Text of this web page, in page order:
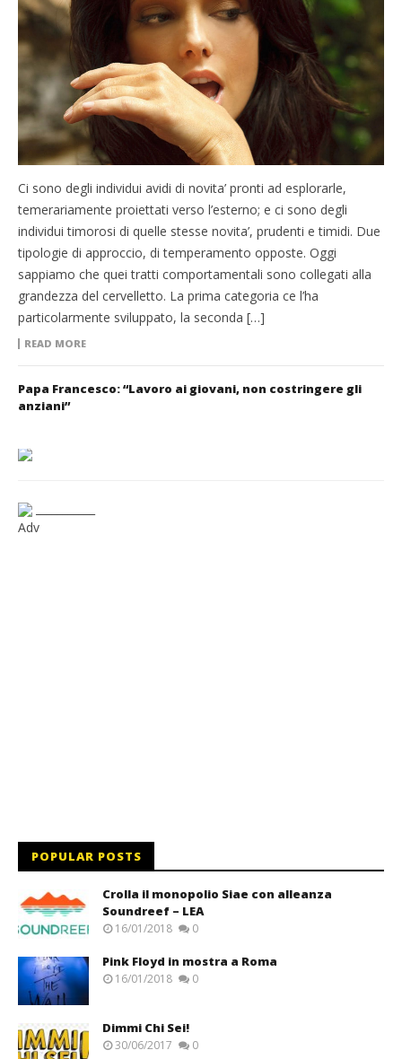
Ci sono degli individui avidi di novita’ pronti ad esplorarle,
temerariamente proiettati verso l’esterno; e ci sono degli
individui timorosi di quelle stesse novita’, prudenti e timidi. Due
tipologie di approccio, di temperamento opposte. Oggi
sappiamo che quei tratti comportamentali sono collegati alla
grandezza del cervelletto. La prima categoria ce l’ha
particolarmente sviluppato, la seconda […]
READ MORE
Papa Francesco: “Lavoro ai giovani, non costringere gli
anziani”
Adv
POPULAR POSTS
Crolla il monopolio Siae con alleanza
Soundreef – LEA
16/01/2018 0
Pink Floyd in mostra a Roma
16/01/2018 0
Dimmi Chi Sei!
30/06/2017 0